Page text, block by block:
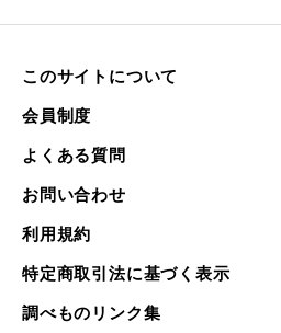
このサイトについて
会員制度
よくある質問
お問い合わせ
利用規約
特定商取引法に基づく表示
調べものリンク集